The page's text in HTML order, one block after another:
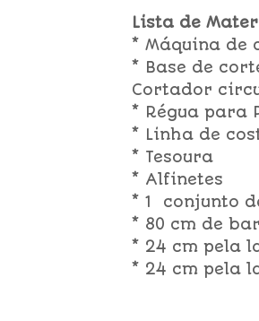
Lista de
* Máquina de
* Base de
Cortador
* Régua para
* Linha de
* Tesoura
* Alfinetes
* 1 conjunto
* 80 cm de
* 24 cm pela
* 24 cm pela